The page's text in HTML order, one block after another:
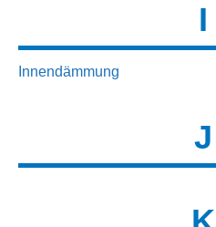
I
Innendämmung
J